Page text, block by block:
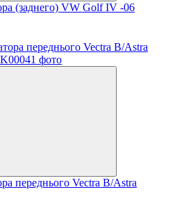
(заднего) VW Golf IV -06
переднього Vectra B/Astra